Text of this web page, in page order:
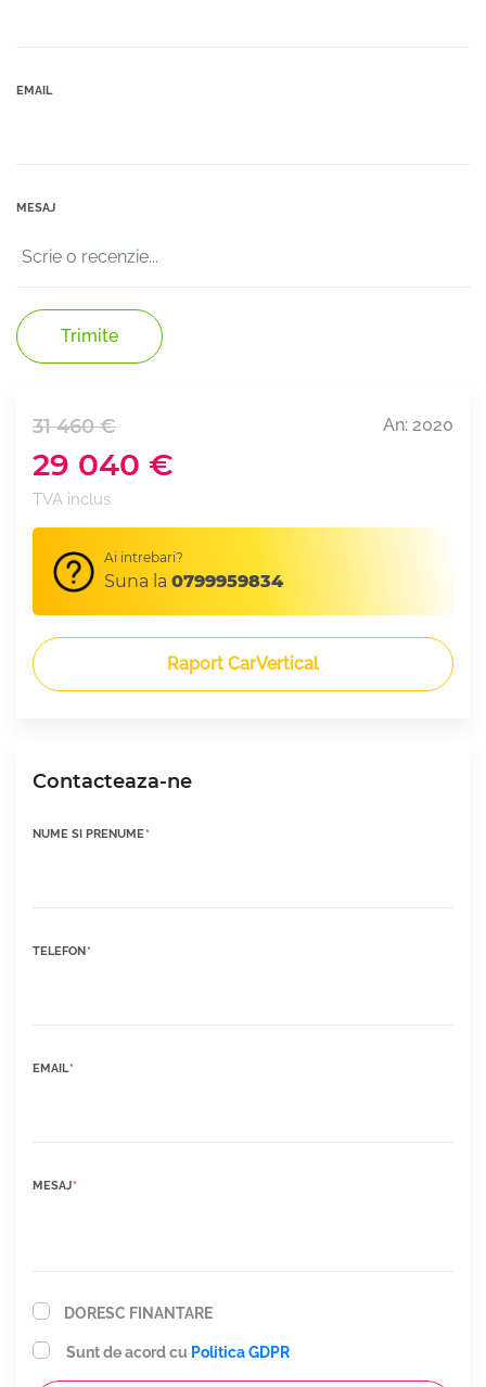
EMAIL
MESAJ
Trimite
31 460 €
29 040 €
TVA inclus
An: 2020
Ai intrebari?
Suna la 0799959834
Raport CarVertical
Contacteaza-ne
NUME SI PRENUME*
TELEFON *
EMAIL*
MESAJ*
DORESC FINANTARE
Sunt de acord cu Politica GDPR